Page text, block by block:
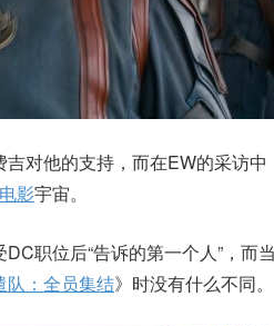
吉对他的支持，而在EW的采访中
影宇宙。
职位后“告诉的第一个人”，而
队：全员集结》时没有什么不同